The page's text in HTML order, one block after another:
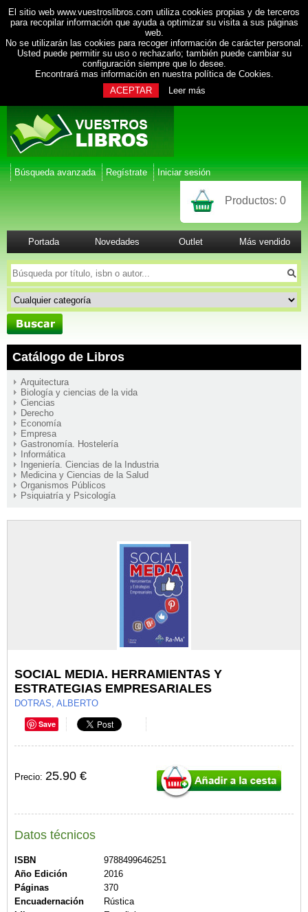
El sitio web www.vuestroslibros.com utiliza cookies propias y de terceros
para recopilar información que ayuda a optimizar su visita a sus páginas
web.
No se utilizarán las cookies para recoger información de carácter personal.
Usted puede permitir su uso o rechazarlo; también puede cambiar su
configuración siempre que lo desee.
Encontrará mas información en nuestra política de Cookies.
ACEPTAR
Leer más
Búsqueda avanzada Regístrate Iniciar sesión
Productos: 0
Portada Novedades Outlet Más vendido
Catálogo de Libros
Arquitectura
Biología y ciencias de la vida
Ciencias
Derecho
Economía
Empresa
Gastronomía. Hostelería
Informática
Ingeniería. Ciencias de la Industria
Medicina y Ciencias de la Salud
Organismos Públicos
Psiquiatría y Psicología
SOCIAL MEDIA. HERRAMIENTAS Y
ESTRATEGIAS EMPRESARIALES
DOTRAS, ALBERTO
Save
Precio: 25.90 €
Datos técnicos
ISBN
9788499646251
Año Edición
2016
Páginas
370
Encuadernación
Rústica